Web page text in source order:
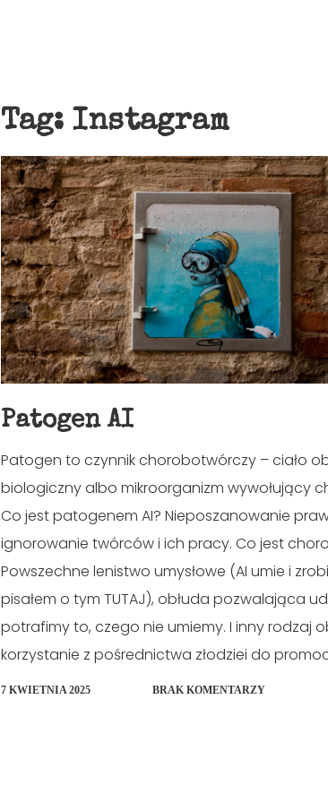
Tag: Instagram
Patogen AI
Patogen to czynnik chorobotwórczy – ciało
biologiczny albo mikroorganizm wywołujący
Co jest patogenem AI? Nieposzanowanie
ignorowanie twórców i ich pracy. Co jest
Powszechne lenistwo umysłowe (AI umie i
pisałem o tym TUTAJ), obłuda pozwalająca
potrafimy to, czego nie umiemy. I inny rodzaj
korzystanie z pośrednictwa złodziei do
7 KWIETNIA 2025 BRAK KOMENTARZY